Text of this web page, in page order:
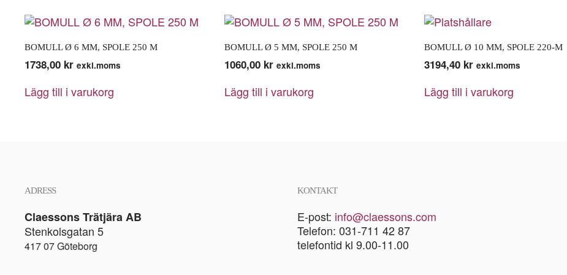
BOMULL Ø 6 MM, SPOLE 250 M
1738,00 kr exkl.moms
Lägg till i varukorg
BOMULL Ø 5 MM, SPOLE 250 M
1060,00 kr exkl.moms
Lägg till i varukorg
BOMULL Ø 10 MM, SPOLE 220-M
3194,40 kr exkl.moms
Lägg till i varukorg
ADRESS
Claessons Trätjära AB
Stenkolsgatan 5
417 07 Göteborg
KONTAKT
E-post: info@claessons.com
Telefon: 031-711 42 87
telefontid kl 9.00-11.00